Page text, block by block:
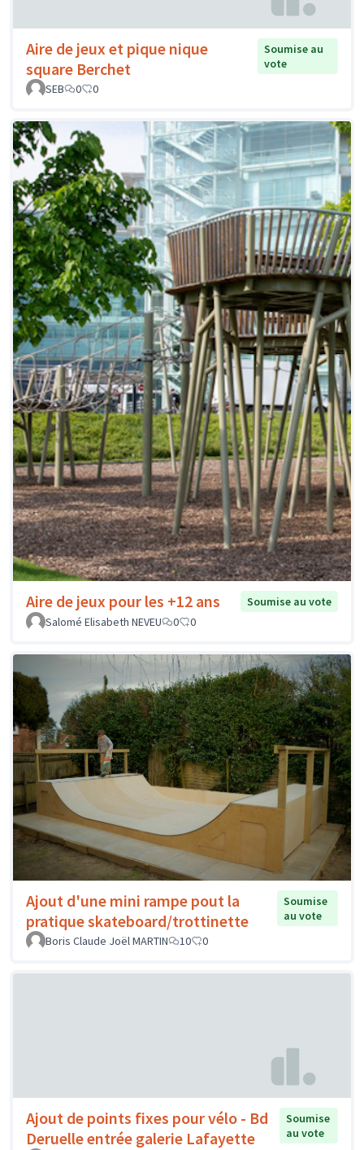
Aire de jeux et pique nique
square Berchet
Soumise au
vote
SEB
0 0
Aire de jeux pour les +12 ans
Soumise au vote
Salomé Elisabeth NEVEU
0 0
Ajout d'une mini rampe pout la
pratique skateboard/trottinette
Soumise
au vote
Boris Claude Joël MARTIN
10 0
Ajout de points fixes pour vélo - Bd
Deruelle entrée galerie Lafayette
Soumise
au vote